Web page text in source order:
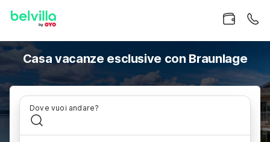
Casa vacanze esclusive con Braunlage
Dove vuoi andare?